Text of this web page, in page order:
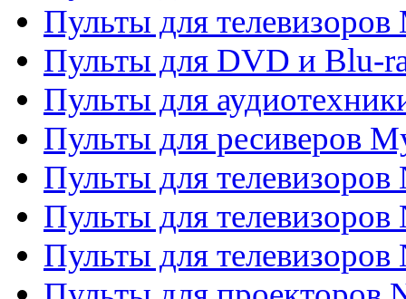
Пульты для телевизоров
Пульты для DVD и Blu-
Пульты для
Пульты для ресиверов
Пульты для телевизоров
Пульты для телевизоров
Пульты для телевизоров